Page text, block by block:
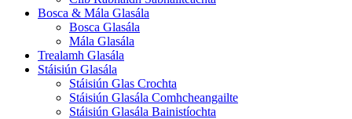
Bosca & Mála Glasála
Bosca Glasála
Mála Glasála
Trealamh Glasála
Stáisiún Glasála
Stáisiún Glas Crochta
Stáisiún Glasála Comhcheangailte
Stáisiún Glasála Bainistíochta